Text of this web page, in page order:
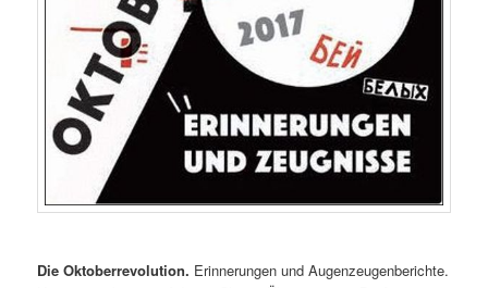
Die Oktoberrevolution. Erinnerungen und Augenzeugenberichte.